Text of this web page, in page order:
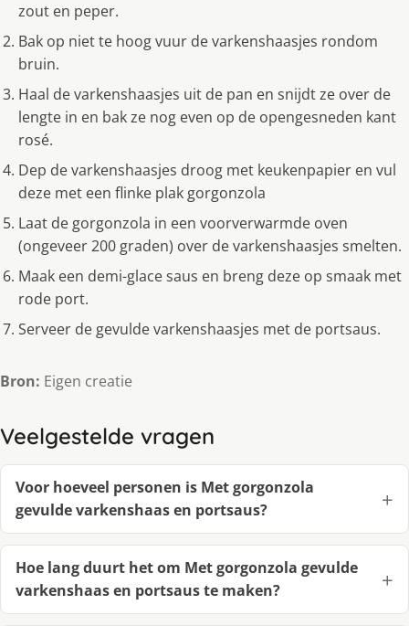
zout en peper.
Bak op niet te hoog vuur de varkenshaasjes rondom
bruin.
Haal de varkenshaasjes uit de pan en snijdt ze over de
lengte in en bak ze nog even op de opengesneden kant
rosé.
Dep de varkenshaasjes droog met keukenpapier en vul
deze met een flinke plak gorgonzola
Laat de gorgonzola in een voorverwarmde oven
(ongeveer 200 graden) over de varkenshaasjes smelten.
Maak een demi-glace saus en breng deze op smaak met
rode port.
Serveer de gevulde varkenshaasjes met de portsaus.
Bron: Eigen creatie
Veelgestelde vragen
Voor hoeveel personen is Met gorgonzola
gevulde varkenshaas en portsaus?
Hoe lang duurt het om Met gorgonzola gevulde
varkenshaas en portsaus te maken?